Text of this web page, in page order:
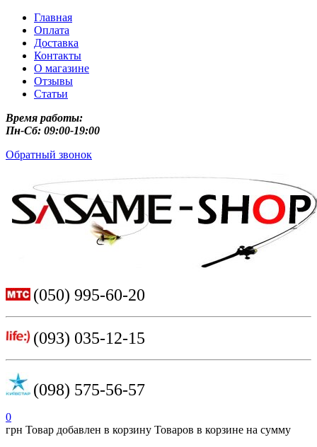
Главная
Оплата
Доставка
Контакты
О магазине
Отзывы
Статьи
Время работы:
Пн-Сб: 09:00-19:00
Обратный звонок
(050) 995-60-20
(093) 035-12-15
(098) 575-56-57
0
грн Товар добавлен в корзину Товаров в корзине на сумму